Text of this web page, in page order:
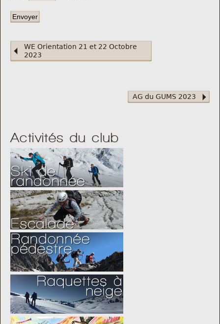
WE Orientation 21 et 22 Octobre
2023
AG du GUMS 2023
Activités du club